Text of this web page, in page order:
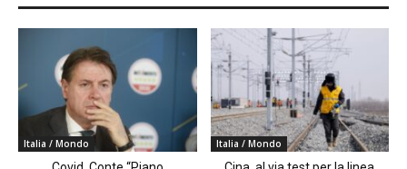
Italia / Mondo Italia / Mondo